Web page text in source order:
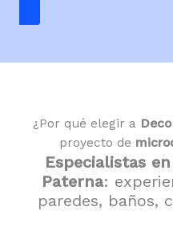
¿Por qué elegir a
proyecto de
Especialistas
Paterna:
paredes, baños,